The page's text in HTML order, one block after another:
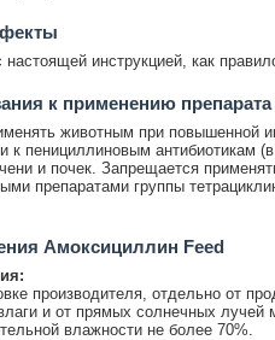
настоящей инструкцией, как
к применению
животным при повышенной
к пенициллиновым антибиотикам
и почек. Запрещается
препаратами группы
Амоксициллин Feed
производителя, отдельно от
и от прямых солнечных лучей
влажности не более 70%.